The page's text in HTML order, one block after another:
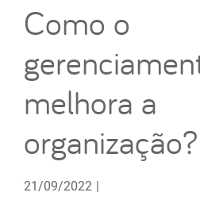
Como o
melhora a
21/09/2022 |